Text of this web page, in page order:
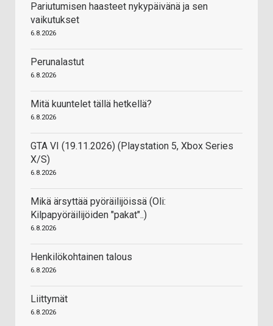
Pariutumisen haasteet nykypäivänä ja sen
vaikutukset
6.8.2026
Perunalastut
6.8.2026
Mitä kuuntelet tällä hetkellä?
6.8.2026
GTA VI (19.11.2026) (Playstation 5, Xbox Series
X/S)
6.8.2026
Mikä ärsyttää pyöräilijöissä (Oli:
Kilpapyöräilijöiden "pakat"..)
6.8.2026
Henkilökohtainen talous
6.8.2026
Liittymät
6.8.2026